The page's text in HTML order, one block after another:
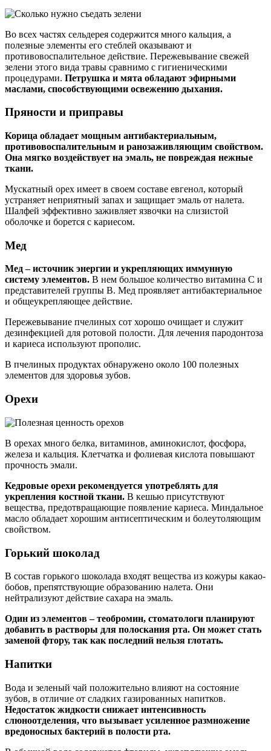
Во всех частях сельдерея содержится много кальция, а
полезные элементы его стеблей оказывают и
противовоспалительное действие. Пережевывание свежей
зелени этого вида травы сравнимо с гигиеническими
процедурами. Петрушка и мята обладают эфирными
маслами, способствующими освежению дыхания.
Пряности и приправы
Корица обладает мощным антибактериальным,
противовоспалительным и ранозаживляющим свойством.
Она мягко воздействует на эмаль, не повреждая нежные
ткани.
Мускатный орех имеет в своем составе евгенол, который
устраняет неприятный запах и защищает эмаль от налета.
Шалфей эффективно заживляет язвочки на слизистой
оболочке и борется с кариесом.
Мед
Мед – источник энергии и укрепляющих иммунную
систему элементов. В нем большое количество витамина C и
представителей группы В. Мед проявляет антибактериальное
и общеукрепляющее действие.
Пережевывание пчелиных сот хорошо очищает и служит
дезинфекцией для ротовой полости. Для лечения пародонтоза
и кариеса используют прополис.
В пчелиных продуктах обнаружено около 100 полезных
элементов для здоровья зубов.
Орехи
В орехах много белка, витаминов, аминокислот, фосфора,
железа и кальция. Клетчатка и фолиевая кислота повышают
прочность эмали.
Кедровые орехи рекомендуется употреблять для
укрепления костной ткани. В кешью присутствуют
вещества, предотвращающие появление кариеса. Миндальное
масло обладает хорошим антисептическим и болеутоляющим
свойством.
Горький шоколад
В состав горького шоколада входят вещества из кожуры какао-
бобов, препятствующие образованию налета. Они
нейтрализуют действие сахара на эмаль.
Один из элементов – теобромин, стоматологи планируют
добавить в растворы для полоскания рта. Он может стать
заменой фтору, так как последний нельзя глотать.
Напитки
Вода и зеленый чай положительно влияют на состояние
зубов, в отличие от сладких газированных напитков.
Недостаток жидкости снижает интенсивность
слюноотделения, что вызывает усиленное размножение
вредоносных бактерий в полости рта.